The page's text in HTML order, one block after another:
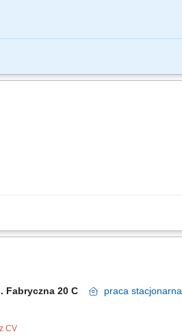
i producentów. Weryfikacja BOM i
Weryfikacja list materiałowych (BOM) i
Fabryczna 20 C praca stacjonarna
CV